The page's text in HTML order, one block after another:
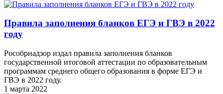
Правила заполнения бланков ЕГЭ и ГВЭ в 2022
году
Рособрнадзор издал правила заполнения бланков
государственной итоговой аттестации по образовательным
программам среднего общего образования в форме ЕГЭ и
ГВЭ в 2022 году.
1 марта 2022